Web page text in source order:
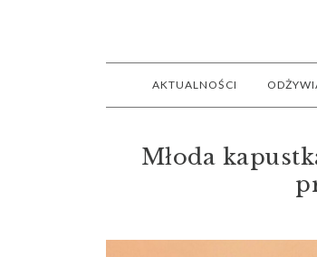
AKTUALNOŚCI
Młoda